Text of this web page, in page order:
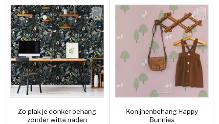
Zo plak je donker behang
zonder witte naden
Konijnenbehang Happy
Bunnies